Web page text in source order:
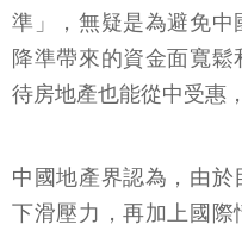
準」，無疑是為避免
降準帶來的資金面寬
待房地產也能從中受惠
中國地產界認為，由
下滑壓力，再加上國